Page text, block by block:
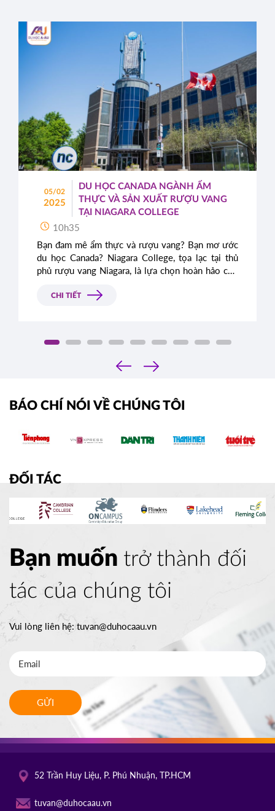
05/02
2025
DU HỌC CANADA NGÀNH ẨM
THỰC VÀ SẢN XUẤT RƯỢU VANG
TẠI NIAGARA COLLEGE
10h35
Bạn đam mê ẩm thực và rượu vang? Bạn mơ ước
du học Canada? Niagara College, tọa lạc tại thủ
phủ rượu vang Niagara, là lựa chọn hoàn hảo cho
trọng kinh nghiệm thực tế và cơ hội việc làm sau
CHI TIẾT
‹
›
BÁO CHÍ NÓI VỀ CHÚNG TÔI
ĐỐI TÁC
Bạn muốn trở thành đối
tác của chúng tôi
Vui lòng liên hệ:tuvan@duhocaau.vn
GỬI
52 Trần Huy Liệu, P. Phú Nhuận, TP.HCM
tuvan@duhocaau.vn